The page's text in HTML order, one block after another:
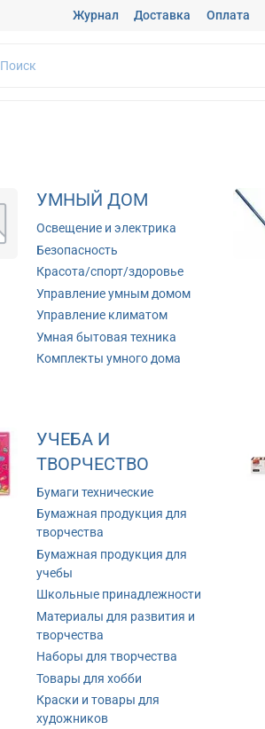
Журнал Доставка Оплата
УМНЫЙ ДОМ
Освещение и электрика
Безопасность
Красота/спорт/здоровье
Управление умным домом
Управление климатом
Умная бытовая техника
Комплекты умного дома
УЧЕБА И
ТВОРЧЕСТВО
Бумаги технические
Бумажная продукция для
творчества
Бумажная продукция для
учебы
Школьные принадлежности
Материалы для развития и
творчества
Наборы для творчества
Товары для хобби
Краски и товары для
художников